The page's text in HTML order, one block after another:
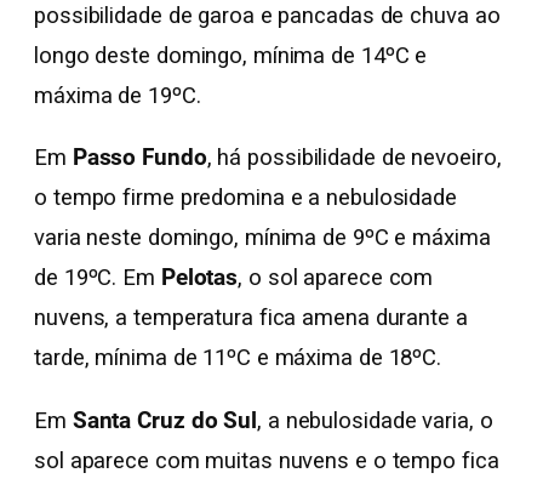
possibilidade de garoa e pancadas de chuva ao
longo deste domingo, mínima de 14ºC e
máxima de 19ºC.
Em Passo Fundo, há possibilidade de nevoeiro,
o tempo firme predomina e a nebulosidade
varia neste domingo, mínima de 9ºC e máxima
de 19ºC. Em Pelotas, o sol aparece com
nuvens, a temperatura fica amena durante a
tarde, mínima de 11ºC e máxima de 18ºC.
Em Santa Cruz do Sul, a nebulosidade varia, o
sol aparece com muitas nuvens e o tempo fica